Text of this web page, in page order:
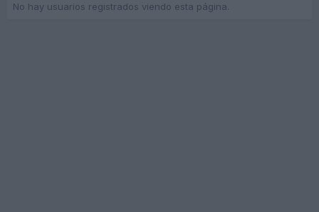
No hay usuarios registrados viendo esta página.